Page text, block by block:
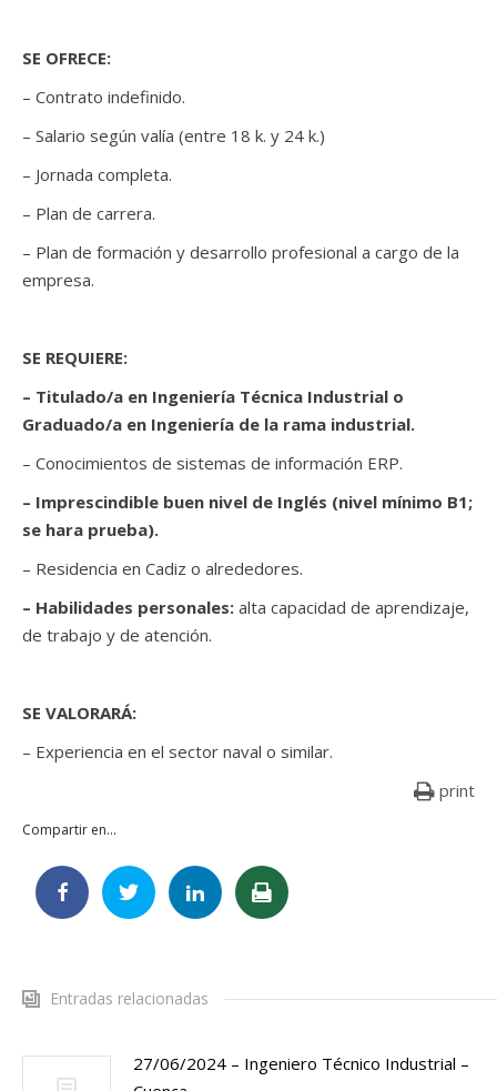
SE OFRECE:
– Contrato indefinido.
– Salario según valía (entre 18 k. y 24 k.)
– Jornada completa.
– Plan de carrera.
– Plan de formación y desarrollo profesional a cargo de la
empresa.
SE REQUIERE:
– Titulado/a en Ingeniería Técnica Industrial o
Graduado/a en Ingeniería de la rama industrial.
– Conocimientos de sistemas de información ERP.
– Imprescindible buen nivel de Inglés (nivel mínimo B1;
se hara prueba).
– Residencia en Cadiz o alrededores.
– Habilidades personales: alta capacidad de aprendizaje,
de trabajo y de atención.
SE VALORARÁ:
– Experiencia en el sector naval o similar.
print
Compartir en...
Entradas relacionadas
27/06/2024 – Ingeniero Técnico Industrial –